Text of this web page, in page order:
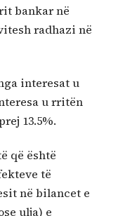
bankar në
radhazi në
interesat u
u rritën
13.5%.
që është
të
në bilancet e
ulja) e